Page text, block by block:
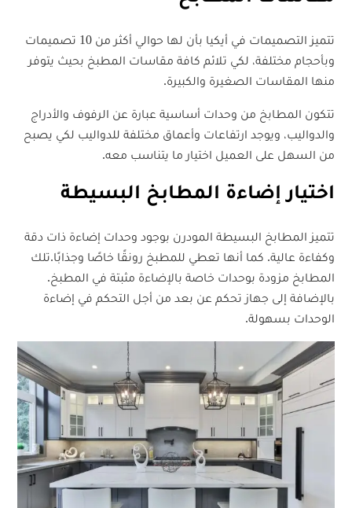
تتميز التصميمات في أيكيا بأن لها حوالي أكثر من 10 تصميمات
وبأحجام مختلفة، لكي تلائم كافة مقاسات المطبخ بحيث يتوفر
منها المقاسات الصغيرة والكبيرة.
تتكون المطابخ من وحدات أساسية عبارة عن الرفوف والأدراج
والدواليب، ويوجد ارتفاعات وأعماق مختلفة للدواليب لكي يصبح
من السهل على العميل اختيار ما يتناسب معه.
اختيار إضاءة المطابخ البسيطة
تتميز المطابخ البسيطة المودرن بوجود وحدات إضاءة ذات دقة
وكفاءة عالية. كما أنها تعطي للمطبخ رونقًا خاصًا وجذابًا.تلك
المطابخ مزودة بوحدات خاصة بالإضاءة مثبتة في المطبخ.
بالإضافة إلى جهاز تحكم عن بعد من أجل التحكم في إضاءة
الوحدات بسهولة.